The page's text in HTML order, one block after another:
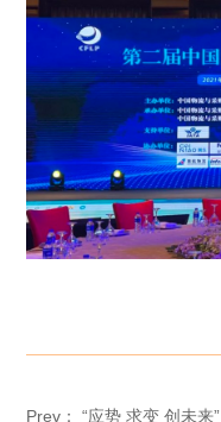
Prev： “应势 求变 创未来”